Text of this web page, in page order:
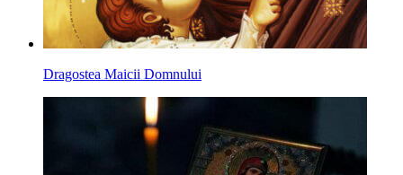
Dragostea Maicii Domnului